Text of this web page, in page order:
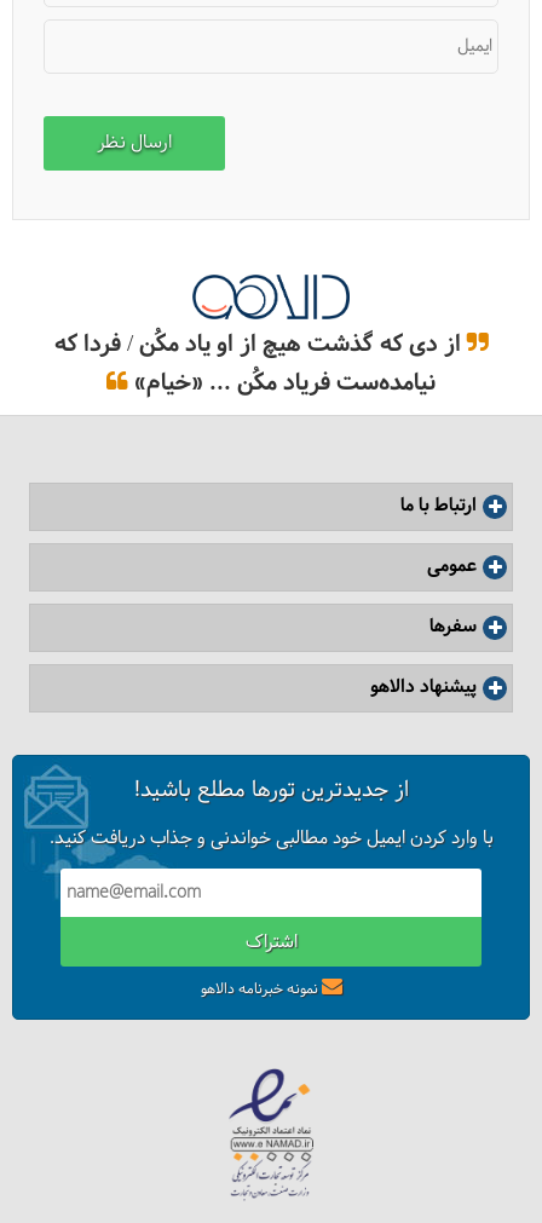
ایمیل
از دی که گذشت هیچ از او یاد مکُن / فردا که
نیامده‌ست فریاد مکُن ... «خیام»
ارتباط با ما
عمومی
سفرها
پیشنهاد دالاهو
از جدیدترین تورها مطلع باشید!
با وارد کردن ایمیل خود مطالبی خواندنی و جذاب دریافت کنید.
اشتراک
نمونه خبرنامه دالاهو